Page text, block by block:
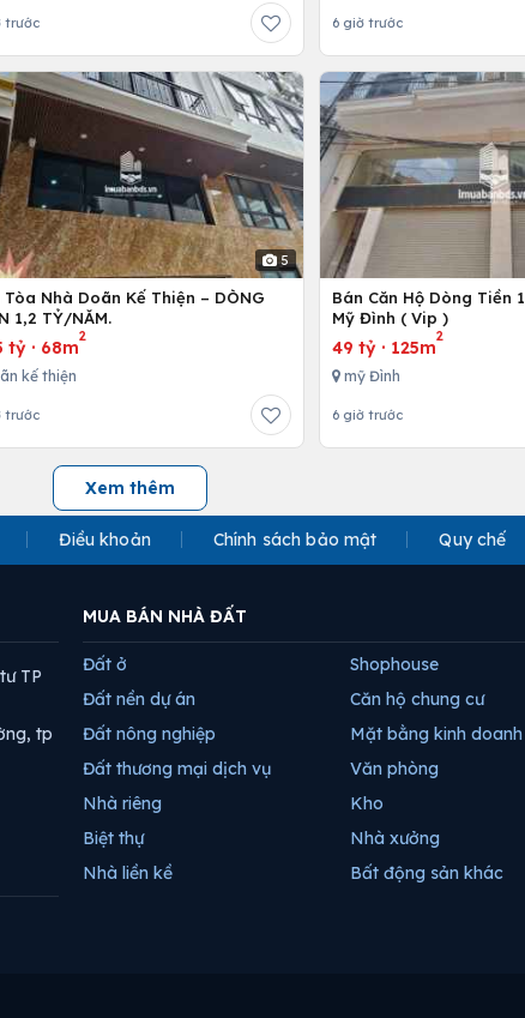
trước 6 giờ trước
5
Tòa Nhà Doãn Kế Thiện – DÒNG
1,2 TỶ/NĂM.
tỷ · 68m
2
kế thiện
trước
Bán Căn Hộ Dòng Tiền
Mỹ Đình ( Vip )
49 tỷ· 125m
2
mỹ Đình
6 giờ trước
Xem thêm
Điều khoản Chính sách bảo mật Quy chế
TP
tp
MUA BÁN NHÀ ĐẤT
Đất ở
Đất nền dự án
Đất nông nghiệp
Đất thương mại dịch vụ
Nhà riêng
Biệt thự
Nhà liền kề
Shophouse
Căn hộ chung cư
Mặt bằng kinh doanh
Văn phòng
Kho
Nhà xưởng
Bất động sản khác